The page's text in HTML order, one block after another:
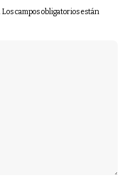
Los campos obligatorios están